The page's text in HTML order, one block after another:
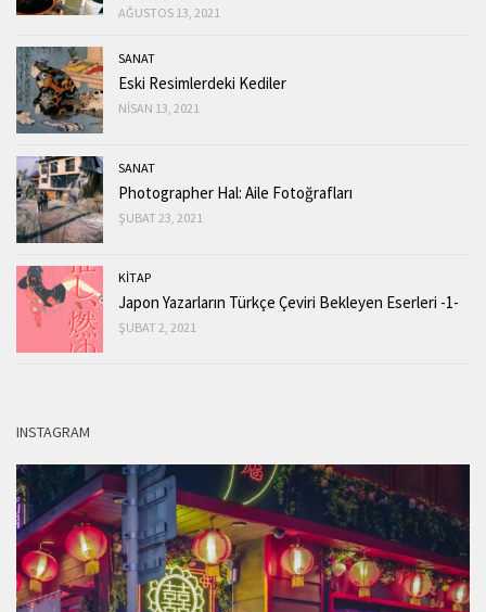
AĞUSTOS 13, 2021
SANAT
Eski Resimlerdeki Kediler
NISAN 13, 2021
SANAT
Photographer Hal: Aile Fotoğrafları
ŞUBAT 23, 2021
KİTAP
Japon Yazarların Türkçe Çeviri Bekleyen Eserleri -1-
ŞUBAT 2, 2021
INSTAGRAM